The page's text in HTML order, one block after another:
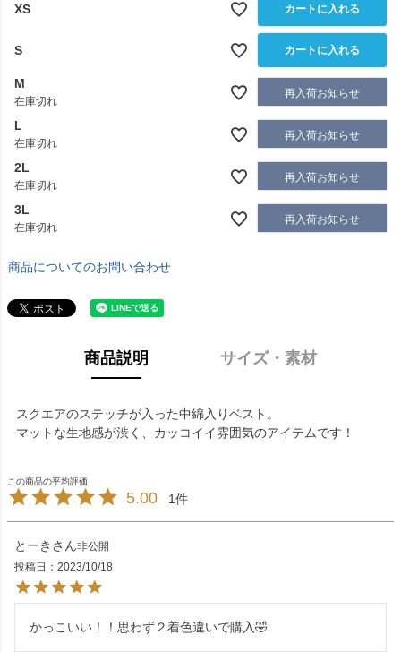
XS カートに入れる
S カートに入れる
M
在庫切れ
再入荷お知らせ
L
在庫切れ
再入荷お知らせ
2L
在庫切れ
再入荷お知らせ
3L
在庫切れ
再入荷お知らせ
商品についてのお問い合わせ
商品説明 サイズ・素材
スクエアのステッチが入った中綿入りベスト。
マットな生地感が渋く、カッコイイ雰囲気のアイテムです！
5.00 1
とーき
非公開
投稿日
2023/10/18
かっこいい！！思わず２着色違いで購入🤣